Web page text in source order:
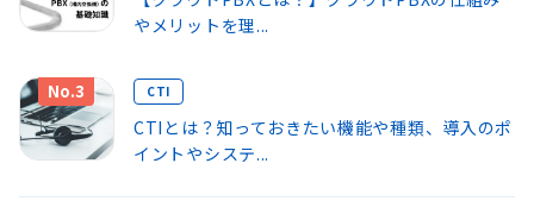
やメリットを理...
No.3 CTI
CTIとは？知っておきたい機能や種類、導入のポ
イントやシステ...